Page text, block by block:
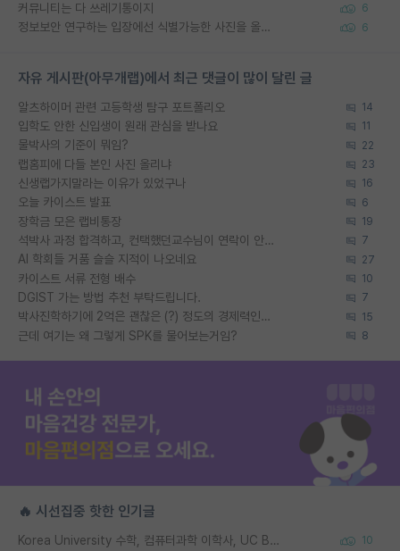
커뮤니티는 다 쓰레기통이지 6
정보보안 연구하는 입장에선 식별가능한 사진을 올리는건 비추이긴함 6
자유 게시판(아무개랩)에서 최근 댓글이 많이 달린 글
알츠하이머 관련 고등학생 탐구 포트폴리오 14
입학도 안한 신입생이 원래 관심을 받나요 11
물박사의 기준이 뭐임? 22
랩홈피에 다들 본인 사진 올리냐 23
신생랩가지말라는 이유가 있었구나 16
오늘 카이스트 발표 6
장학금 모은 랩비통장 19
석박사 과정 합격하고, 컨택했던교수님이 연락이 안됩니다... 7
AI 학회들 거품 슬슬 지적이 나오네요 27
카이스트 서류 전형 배수 10
DGIST 가는 방법 추천 부탁드립니다. 7
박사진학하기에 2억은 괜찮은 (?) 정도의 경제력인가요 15
근데 여기는 왜 그렇게 SPK를 물어보는거임? 8
🔥 시선집중 핫한 인기글
Korea University 수학, 컴퓨터과학 이학사, UC Berkeley 산업공학 대학원 공학박사가 되는 것은 쉽지 않겠죠? 10